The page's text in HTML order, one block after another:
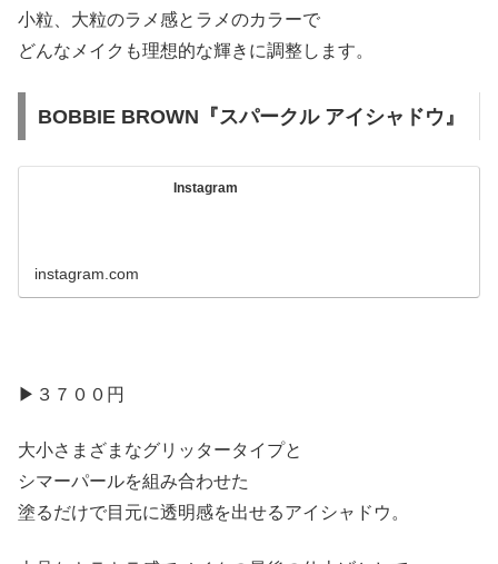
小粒、大粒のラメ感とラメのカラーで
どんなメイクも理想的な輝きに調整します。
BOBBIE BROWN『スパークル アイシャドウ』
Instagram
instagram.com
▶︎３７００円
大小さまざまなグリッタータイプと
シマーパールを組み合わせた
塗るだけで目元に透明感を出せるアイシャドウ。